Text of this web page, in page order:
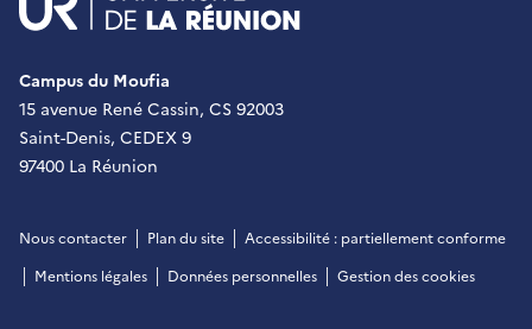
Campus du Moufia
15 avenue René Cassin, CS 92003
Saint-Denis, CEDEX 9
97400 La Réunion
Nous contacter Plan du site
Accessibilité : partiellement conforme
Mentions légales
Données personnelles Gestion des cookies